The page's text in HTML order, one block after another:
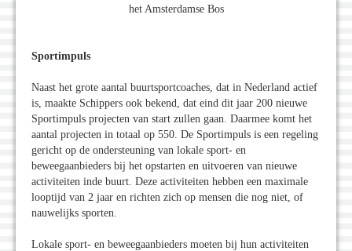
het Amsterdamse Bos
Sportimpuls
Naast het grote aantal buurtsportcoaches, dat in Nederland actief
is, maakte Schippers ook bekend, dat eind dit jaar 200 nieuwe
Sportimpuls projecten van start zullen gaan. Daarmee komt het
aantal projecten in totaal op 550. De Sportimpuls is een regeling
gericht op de ondersteuning van lokale sport- en
beweegaanbieders bij het opstarten en uitvoeren van nieuwe
activiteiten inde buurt. Deze activiteiten hebben een maximale
looptijd van 2 jaar en richten zich op mensen die nog niet, of
nauwelijks sporten.
Lokale sport- en beweegaanbieders moeten bij hun activiteiten